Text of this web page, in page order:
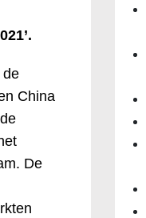
de
China
De